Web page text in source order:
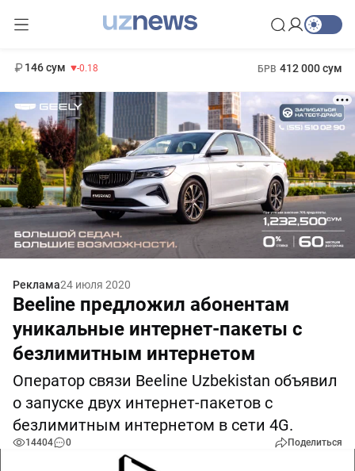
146 сум -0.18 БРВ 412 000 сум
Реклама24 июля 2020
Beeline предложил абонентам
уникальные интернет-пакеты с
безлимитным интернетом
Оператор связи Beeline Uzbekistan объявил
о запуске двух интернет-пакетов с
безлимитным интернетом в сети 4G.
14404 0 Поделиться